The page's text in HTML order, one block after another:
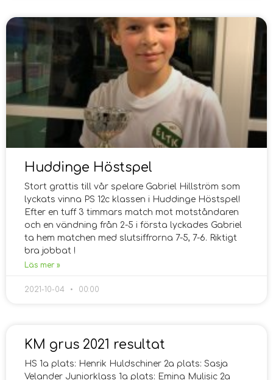
Huddinge Höstspel
Stort grattis till vår spelare Gabriel Hillström som
lyckats vinna PS 12c klassen i Huddinge Höstspel!
Efter en tuff 3 timmars match mot motståndaren
och en vändning från 2-5 i första lyckades Gabriel
ta hem matchen med slutsiffrorna 7-5, 7-6. Riktigt
bra jobbat !
Läs mer »
2021-10-04 00:00
KM grus 2021 resultat
HS 1a plats: Henrik Huldschiner 2a plats: Sasja
Velander Juniorklass 1a plats: Emina Mulisic 2a